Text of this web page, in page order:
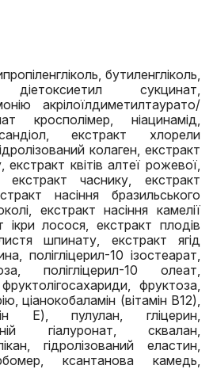
бутиленгліколь,
діетоксиетил сукцинат,
акрілоїлдиметилтаурато/
кросполімер, ніацинамід,
екстракт хлорели
колаген, екстракт
квітів алтеї рожевої,
екстракт часнику, екстракт
насіння бразильського
екстракт насіння камелії
ікри лосося, екстракт плодів
шпинату, екстракт ягід
полігліцерил-10 ізостеарат,
полігліцерил-10 олеат,
фруктоза,
ціанокобаламін (вітамін B12),
Е), пулулан, гліцерин,
гіалуронат, сквалан,
гідролізований еластин,
ксантанова камедь,